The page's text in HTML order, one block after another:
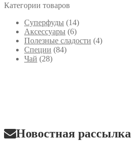
Категории товаров
Cуперфуды (14)
Аксессуары (6)
Полезные сладости (4)
Специи (84)
Чай (28)
Новостная рассылка